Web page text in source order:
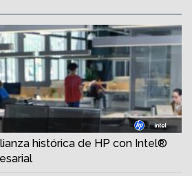
histórica de HP con Intel®